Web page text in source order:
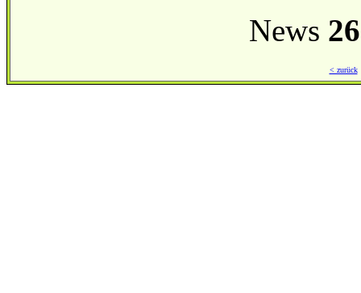
News
< zurück